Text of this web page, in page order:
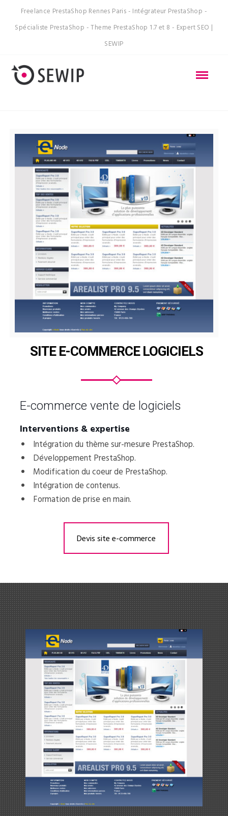
Freelance PrestaShop Rennes Paris - Intégrateur PrestaShop -
Spécialiste PrestaShop - Theme PrestaShop 1.7 et 8 - Expert SEO |
SEWIP
SITE E-COMMERCE LOGICIELS
E-commerce vente de logiciels
Interventions & expertise
Intégration du thème sur-mesure PrestaShop.
Développement PrestaShop.
Modification du coeur de PrestaShop.
Intégration de contenus.
Formation de prise en main.
Devis site e-commerce